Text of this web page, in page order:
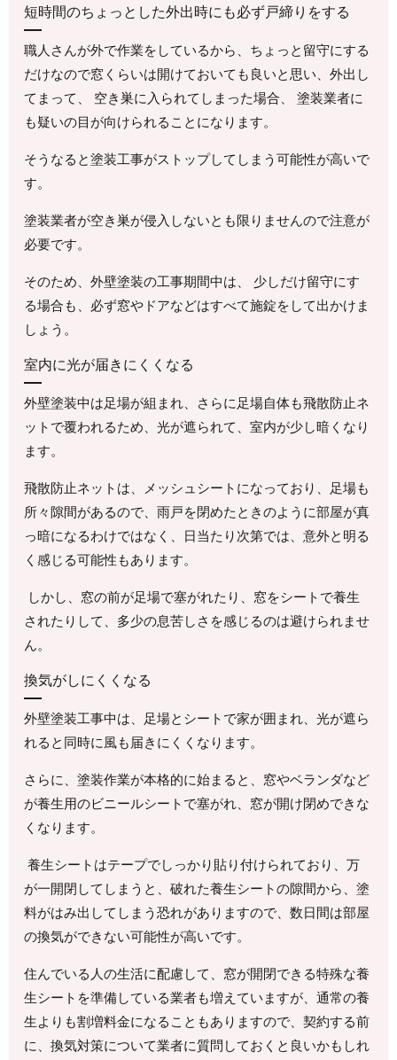
短時間のちょっとした外出時にも必ず戸締りをする
職人さんが外で作業をしているから、ちょっと留守にする
だけなので窓くらいは開けておいても良いと思い、外出し
てまって、 空き巣に入られてしまった場合、 塗装業者に
も疑いの目が向けられることになります。
そうなると塗装工事がストップしてしまう可能性が高いで
す。
塗装業者が空き巣が侵入しないとも限りませんので注意が
必要です。
そのため、外壁塗装の工事期間中は、 少しだけ留守にす
る場合も、必ず窓やドアなどはすべて施錠をして出かけま
しょう。
室内に光が届きにくくなる
外壁塗装中は足場が組まれ、さらに足場自体も飛散防止ネ
ットで覆われるため、光が遮られて、室内が少し暗くなり
ます。
飛散防止ネットは、メッシュシートになっており、足場も
所々隙間があるので、雨戸を閉めたときのように部屋が真
っ暗になるわけではなく、日当たり次第では、意外と明る
く感じる可能性もあります。
しかし、窓の前が足場で塞がれたり、窓をシートで養生
されたりして、多少の息苦しさを感じるのは避けられませ
ん。
換気がしにくくなる
外壁塗装工事中は、足場とシートで家が囲まれ、光が遮ら
れると同時に風も届きにくくなります。
さらに、塗装作業が本格的に始まると、窓やベランダなど
が養生用のビニールシートで塞がれ、窓が開け閉めできな
くなります。
養生シートはテープでしっかり貼り付けられており、万
が一開閉してしまうと、破れた養生シートの隙間から、塗
料がはみ出してしまう恐れがありますので、数日間は部屋
の換気ができない可能性が高いです。
住んでいる人の生活に配慮して、窓が開閉できる特殊な養
生シートを準備している業者も増えていますが、通常の養
生よりも割増料金になることもありますので、契約する前
に、換気対策について業者に質問しておくと良いかもしれ